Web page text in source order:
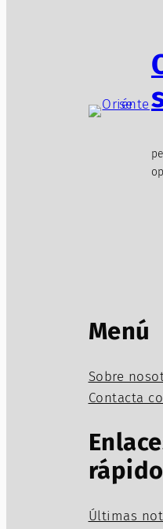
Menú
Sobre
Contacta
Últimas